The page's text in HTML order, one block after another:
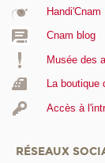
Handi'Cnam
Cnam blog
Musée des
La boutique
Accès à
RÉSEAUX